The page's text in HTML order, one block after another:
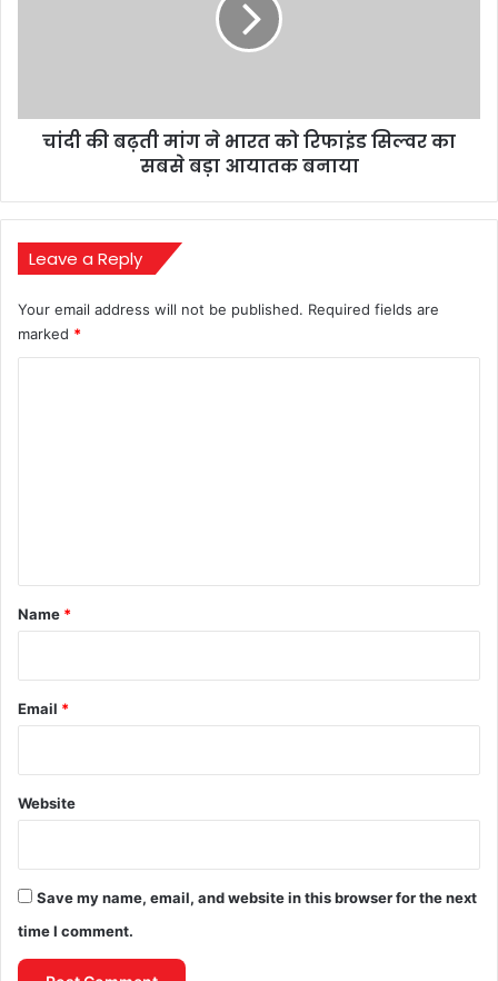
सिल्वर
चांदी की बढ़ती मांग ने भारत को रिफाइंड सिल्वर का
सबसे बड़ा आयातक बनाया
Leave a Reply
Your email address will not be published. Required fields are
marked *
*
Name *
Email *
Website
Save my name, email, and website in this browser for the next
time I comment.